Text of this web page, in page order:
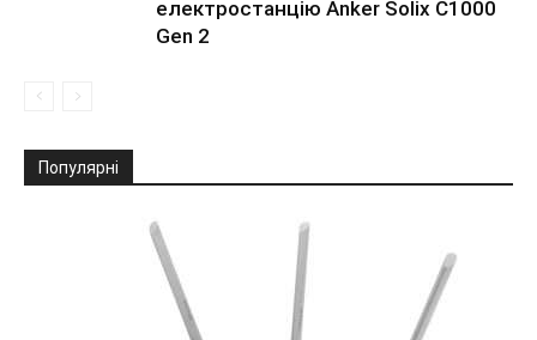
електростанцію Anker Solix C1000
Gen 2
Популярні